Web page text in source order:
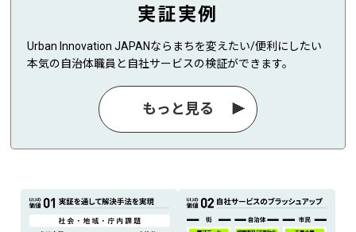
実証実例
Urban Innovation JAPANならまちを変えたい/便利にしたい
本気の自治体職員と自社サービスの検証ができます。
もっと見る